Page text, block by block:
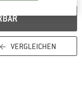
VERGLEICHEN
Infos hier! Öffnet